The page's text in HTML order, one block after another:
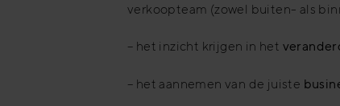
verkoopteam (zowel buiten- als
– het inzicht krijgen in het
– het aannemen van de juiste